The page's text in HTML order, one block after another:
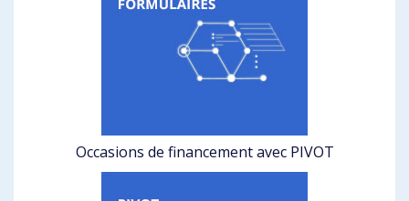
Occasions de financement avec PIVOT